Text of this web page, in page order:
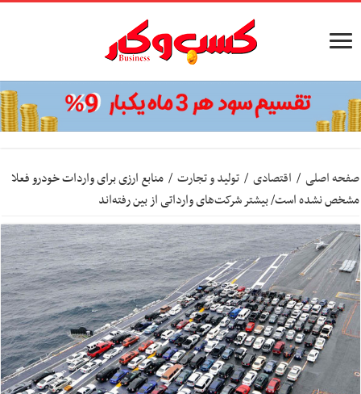
صفحه اصلی / اقتصادی / تولید و تجارت / منابع ارزی برای واردات خودرو فعلا
مشخص نشده است/ بیشتر شرکت‌های وارداتی از بین رفته‌اند